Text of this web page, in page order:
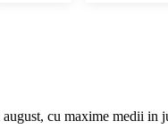
cu maxime medii in